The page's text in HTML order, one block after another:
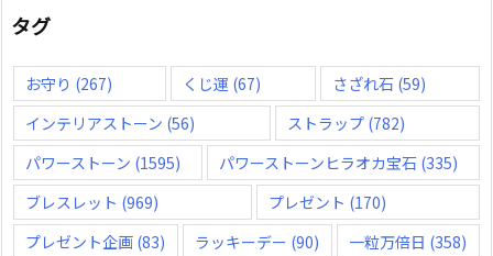
タグ
お守り (267) くじ運 (67) さざれ石 (59)
インテリアストーン (56) ストラップ(782)
パワーストーン (1595) パワーストーンヒラオカ宝石 (335)
ブレスレット (969) プレゼント (170)
プレゼント企画 (83) ラッキーデー (90) 一粒万倍日 (358)